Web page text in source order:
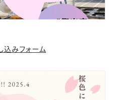
込みフォーム